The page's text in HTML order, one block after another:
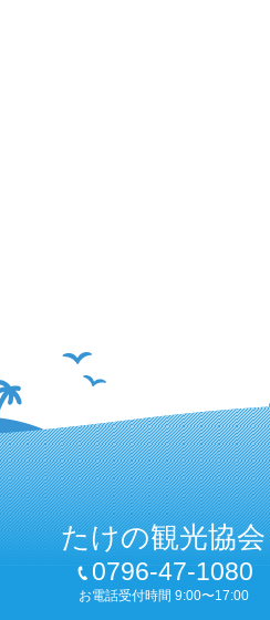
たけの観光協会
0796-47-1080
お電話受付時間 9:00〜17:00